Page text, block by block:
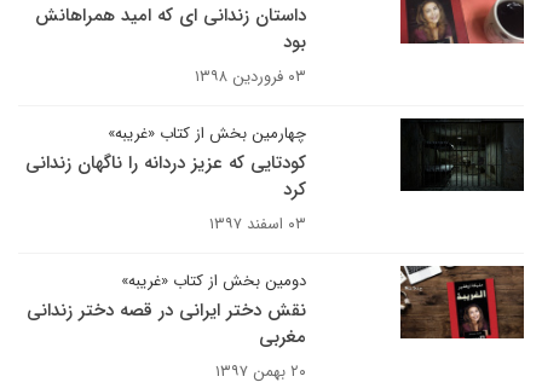
داستان زندانی ای که امید همراهانش
بود
۰۳ فروردین ۱۳۹۸
چهارمین بخش از کتاب «غریبه»
کودتایی که عزیز دردانه را ناگهان زندانی
کرد
۰۳ اسفند ۱۳۹۷
دومین بخش از کتاب «غریبه»
نقش دختر ایرانی در قصه دختر زندانی
مغربی
۲۰ بهمن ۱۳۹۷